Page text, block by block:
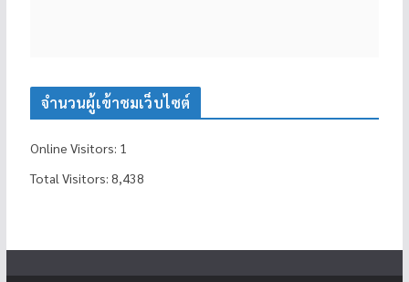
จำนวนผู้เข้าชมเว็บไซต์
Online Visitors: 1
Total Visitors: 8,438